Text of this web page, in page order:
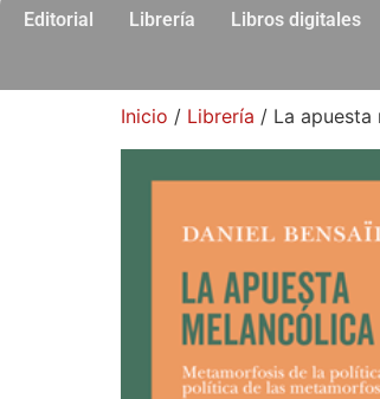
Editorial Librería Libros digitales
Inicio / Librería / La